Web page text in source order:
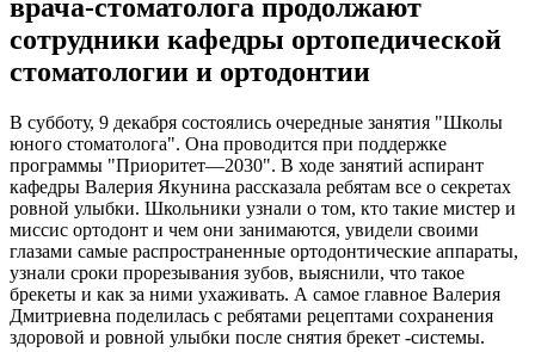
врача-стоматолога продолжают
сотрудники кафедры ортопедической
стоматологии и ортодонтии
В субботу, 9 декабря состоялись очередные занятия "Школы
юного стоматолога". Она проводится при поддержке
программы "Приоритет—2030". В ходе занятий аспирант
кафедры Валерия Якунина рассказала ребятам все о секретах
ровной улыбки. Школьники узнали о том, кто такие мистер и
миссис ортодонт и чем они занимаются, увидели своими
глазами самые распространенные ортодонтические аппараты,
узнали сроки прорезывания зубов, выяснили, что такое
брекеты и как за ними ухаживать. А самое главное Валерия
Дмитриевна поделилась с ребятами рецептами сохранения
здоровой и ровной улыбки после снятия брекет -системы.